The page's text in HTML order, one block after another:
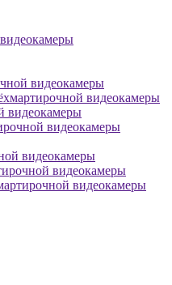
видеокамеры
видеокамеры
видеокамеры
видеокамеры
видеокамеры
видеокамеры
видеокамеры